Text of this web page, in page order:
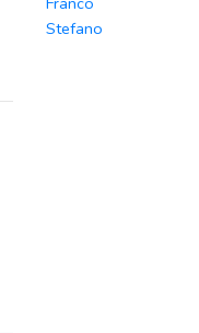
Stefano